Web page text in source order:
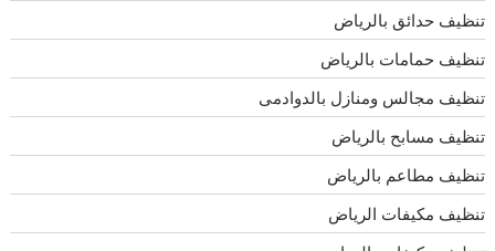
تنظيف حدائق بالرياض
تنظيف حمامات بالرياض
تنظيف مجالس ومنازل بالدوادمى
تنظيف مسابح بالرياض
تنظيف مطاعم بالرياض
تنظيف مكيفات الرياض